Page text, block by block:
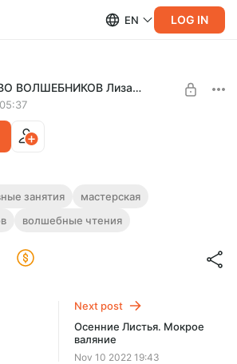
EN LOG IN
СООБЩЕСТВО ВОЛШЕБНИКОВ Лиза Арье
складывающий буквицы
словом-история, за рифмой-
Level required:
занятия
мастерская
волшебные чтения
Next post
Осенние Листья. Мокрое
валяние
Nov 10 2022 19:43